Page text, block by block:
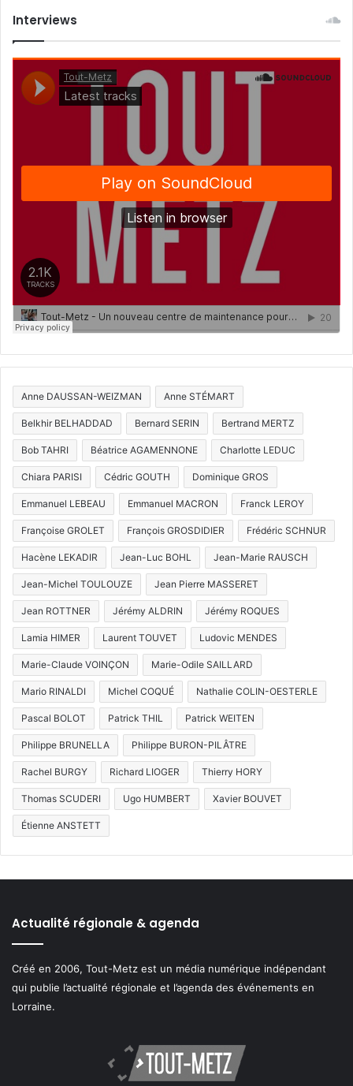
Interviews
Anne DAUSSAN-WEIZMAN Anne STÉMART
Belkhir BELHADDAD Bernard SERIN Bertrand MERTZ
Bob TAHRI Béatrice AGAMENNONE Charlotte LEDUC
Chiara PARISI Cédric GOUTH Dominique GROS
Emmanuel LEBEAU Emmanuel MACRON Franck LEROY
Françoise GROLET François GROSDIDIER Frédéric SCHNUR
Hacène LEKADIR Jean-Luc BOHL Jean-Marie RAUSCH
Jean-Michel TOULOUZE Jean Pierre MASSERET
Jean ROTTNER Jérémy ALDRIN Jérémy ROQUES
Lamia HIMER Laurent TOUVET Ludovic MENDES
Marie-Claude VOINÇON Marie-Odile SAILLARD
Mario RINALDI Michel COQUÉ Nathalie COLIN-OESTERLE
Pascal BOLOT Patrick THIL Patrick WEITEN
Philippe BRUNELLA Philippe BURON-PILÂTRE
Rachel BURGY Richard LIOGER Thierry HORY
Thomas SCUDERI Ugo HUMBERT Xavier BOUVET
Étienne ANSTETT
Actualité régionale & agenda
Créé en 2006, Tout-Metz est un média numérique indépendant
qui publie l’actualité régionale et l’agenda des événements en
Lorraine.